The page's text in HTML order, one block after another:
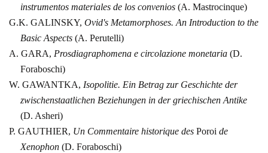
instrumentos materiales de los convenios(A. Mastrocinque)
G.K. GALINSKY, Ovid's Metamorphoses. An Introduction to the
Basic Aspects(A. Perutelli)
A. GARA, Prosdiagraphomena e circolazione monetaria (D.
Foraboschi)
W. GAWANTKA, Isopolitie. Ein Betrag zur Geschichte der
zwischenstaatlichen Beziehungen in dergriechischen Antike
(D. Asheri)
P. GAUTHIER, Un Commentaire historique des Poroi de
Xenophon(D. Foraboschi)